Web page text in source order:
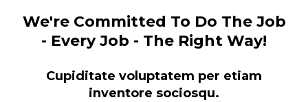
We're Committed To Do The Job
- Every Job - The Right Way!
Cupiditate voluptatem per etiam
inventore sociosqu.